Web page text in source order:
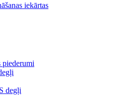
iekārtas
piederumi
degļi